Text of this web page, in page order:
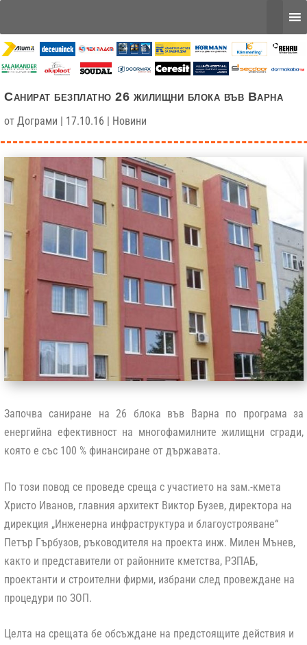
Санират безплатно 26 жилищни блока във Варна
от Дограми | 17.10.16 | Новини
Започва саниране на 26 блока във Варна по програма за
енергийна ефективност на многофамилните жилищни сгради,
която е със 100 % финансиране от държавата.
По този повод се проведе среща с участието на зам.-кмета
Христо Иванов, главния архитект Виктор Бузев, директора на
дирекция „Инженерна инфраструктура и благоустрояване“
Петър Гърбузов, ръководителя на проекта инж. Милен Мънев,
както и представители от районните кметства, РЗПАБ,
проектанти и строителни фирми, избрани след провеждане на
процедури по ЗОП.
Целта на срещата бе обсъждане на предстоящите действия и